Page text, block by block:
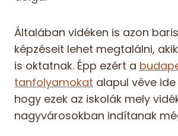
Általában vidéken is azon
képzéseit lehet megtalálni,
is oktatnak. Épp ezért a
tanfolyamokat alapul véve
hogy ezek az iskolák mely
nagyvárosokban indítanak